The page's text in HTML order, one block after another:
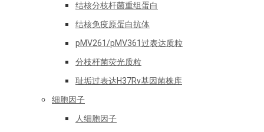
结核分枝杆菌重组蛋白
结核免疫原蛋白抗体
pMV261/pMV361过表达质粒
分枝杆菌荧光质粒
耻垢过表达H37Rv基因菌株库
细胞因子
人细胞因子